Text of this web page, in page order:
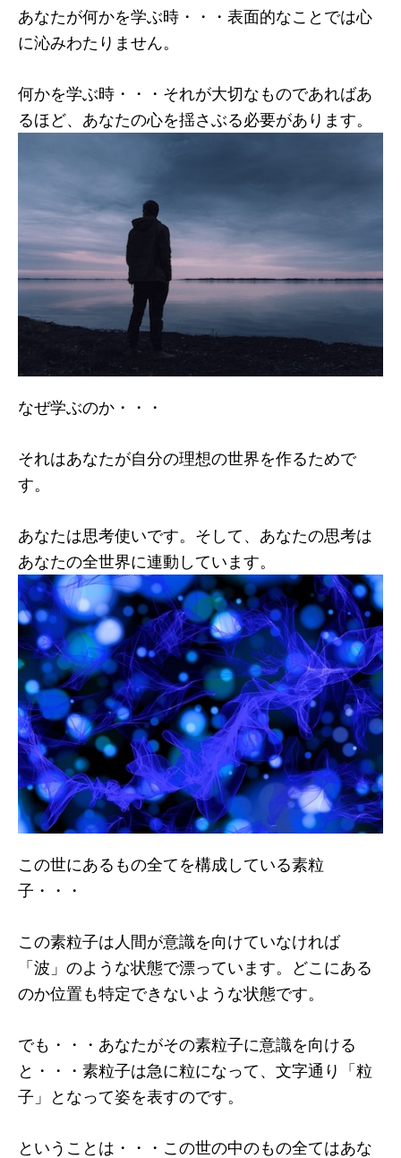
あなたが何かを学ぶ時・・・表面的なことでは心
に沁みわたりません。
何かを学ぶ時・・・それが大切なものであればあ
るほど、あなたの心を揺さぶる必要があります。
なぜ学ぶのか・・・
それはあなたが自分の理想の世界を作るためで
す。
あなたは思考使いです。そして、あなたの思考は
あなたの全世界に連動しています。
この世にあるもの全てを構成している素粒
子・・・
この素粒子は人間が意識を向けていなければ
「波」のような状態で漂っています。どこにある
のか位置も特定できないような状態です。
でも・・・あなたがその素粒子に意識を向ける
と・・・素粒子は急に粒になって、文字通り「粒
子」となって姿を表すのです。
ということは・・・この世の中のもの全てはあな